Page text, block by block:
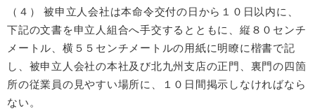
（４） 被申立人会社は本命令交付の日から１０日以内に、
下記の文書を申立人組合へ手交するとともに、縦８０センチ
メートル、横５５センチメートルの用紙に明瞭に楷書で記
し、被申立人会社の本社及び北九州支店の正門、裏門の四箇
所の従業員の見やすい場所に、１０日間掲示しなければなら
ない。